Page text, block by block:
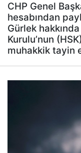
CHP Genel
hesabından
Gürlek
Kurulu’nun
muhakkik tayin